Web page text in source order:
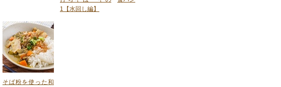
1【水回し編】
そば粉を使った和